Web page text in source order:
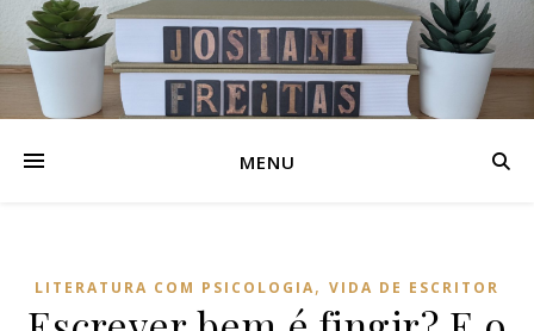
MENU
LITERATURA COM PSICOLOGIA, VIDA DE ESCRITOR